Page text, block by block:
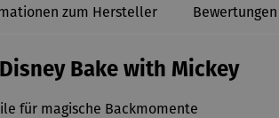
zum Hersteller Bewertungen
Bake with Mickey
für magische Backmomente